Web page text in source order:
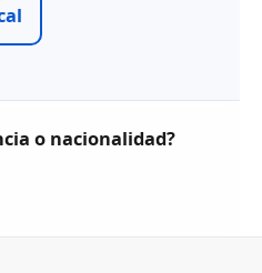
o nacionalidad?